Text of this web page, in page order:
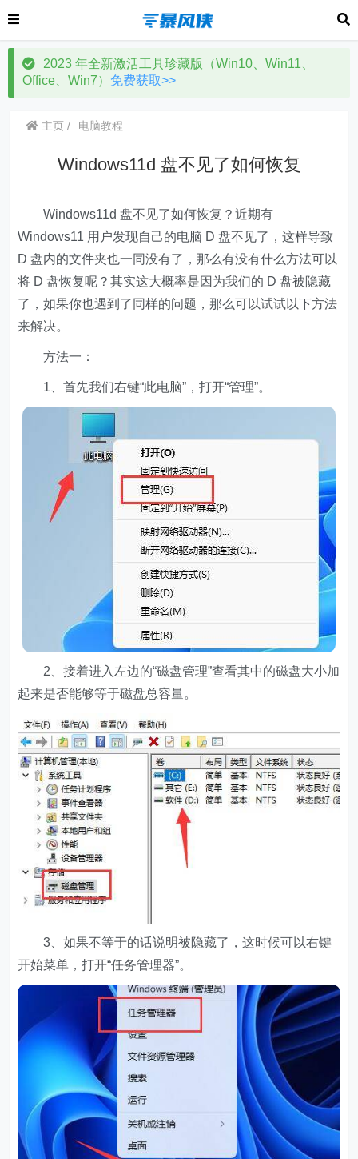
2023 年全新激活工具珍藏版（Win10、Win11、
Office、Win7） 免费获取>>
主页 电脑教程
Windows11d 盘不见了如何恢复
Windows11d 盘不见了如何恢复？近期有
Windows11 用户发现自己的电脑 D 盘不见了，这样导致
D 盘内的文件夹也一同没有了，那么有没有什么方法可以
将 D 盘恢复呢？其实这大概率是因为我们的 D 盘被隐藏
了，如果你也遇到了同样的问题，那么可以试试以下方法
来解决。
方法一：
1、首先我们右键“此电脑”，打开“管理”。
2、接着进入左边的“磁盘管理”查看其中的磁盘大小加
起来是否能够等于磁盘总容量。
3、如果不等于的话说明被隐藏了，这时候可以右键
开始菜单，打开“任务管理器”。